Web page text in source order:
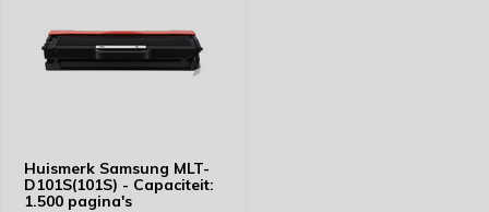
Huismerk Samsung MLT-
D101S(101S) - Capaciteit:
1.500 pagina's